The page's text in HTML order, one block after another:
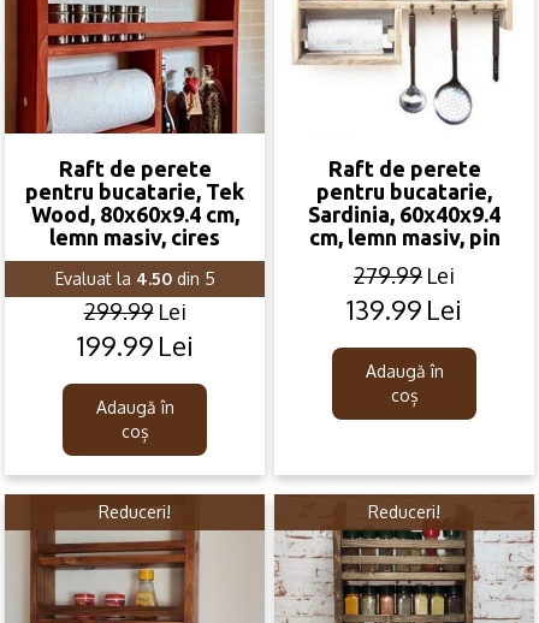
Raft de perete
pentru bucatarie, Tek
Wood, 80x60x9.4 cm,
lemn masiv, cires
Evaluat la 4.50din 5
299.99 Lei
Original
was:
299.99lei.
199.99 Lei
Current
is:
199.99lei.
Adaugă în
coș
Raft de perete
pentru bucatarie,
Sardinia, 60x40x9.4
cm, lemn masiv, pin
279.99 Lei
Original
was:
279.99lei.
139.99 Lei
Current
is:
139.99lei.
Adaugă în
coș
Reduceri! Reduceri!